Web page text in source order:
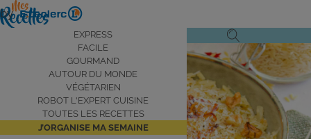
Aller
au
by
Ouvrir
le
menu
de
navigation
EXPRESS
FACILE
GOURMAND
AUTOUR DU MONDE
VÉGÉTARIEN
ROBOT L'EXPERT CUISINE
TOUTES LES RECETTES
J’ORGANISE MA SEMAINE
Ouvrir
la
recherche